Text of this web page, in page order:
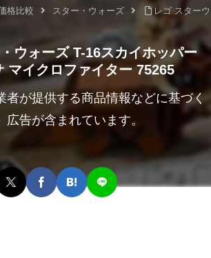
格比較 スター・ウォーズ レゴ スター
ウォーズ T-16スカイホッパー
マイクロファイター 75265
者が提供する商品情報などに基づく
告が含まれています。